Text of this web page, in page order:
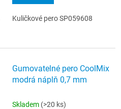
Kuličkové pero SP059608
Gumovatelné pero CoolMix
modrá náplň 0,7 mm
Skladem (>20 ks)